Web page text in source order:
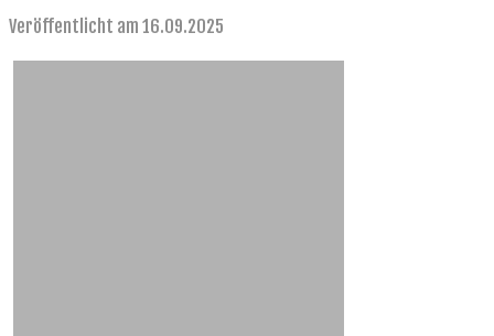
Veröffentlicht am 16.09.2025